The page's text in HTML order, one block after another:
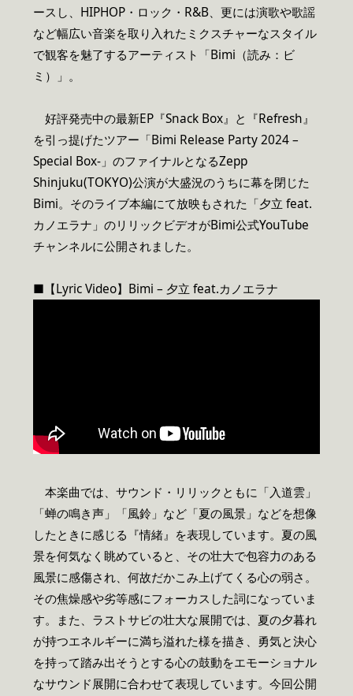
ースし、HIPHOP・ロック・R&B、更には演歌や歌謡
など幅広い音楽を取り入れたミクスチャーなスタイル
で観客を魅了するアーティスト「Bimi（読み：ビ
ミ）」。
好評発売中の最新EP『Snack Box』と『Refresh』
を引っ提げたツアー「Bimi Release Party 2024 –
Special Box-」のファイナルとなるZepp
Shinjuku(TOKYO)公演が大盛況のうちに幕を閉じた
Bimi。そのライブ本編にて放映もされた「夕立 feat.
カノエラナ」のリリックビデオがBimi公式YouTube
チャンネルに公開されました。
■【Lyric Video】Bimi – 夕立 feat.カノエラナ
本楽曲では、サウンド・リリックともに「入道雲」
「蝉の鳴き声」「風鈴」など「夏の風景」などを想像
したときに感じる『情緒』を表現しています。夏の風
景を何気なく眺めていると、その壮大で包容力のある
風景に感傷され、何故だかこみ上げてくる心の弱さ。
その焦燥感や劣等感にフォーカスした詞になっていま
す。また、ラストサビの壮大な展開では、夏の夕暮れ
が持つエネルギーに満ち溢れた様を描き、勇気と決心
を持って踏み出そうとする心の鼓動をエモーショナル
なサウンド展開に合わせて表現しています。今回公開